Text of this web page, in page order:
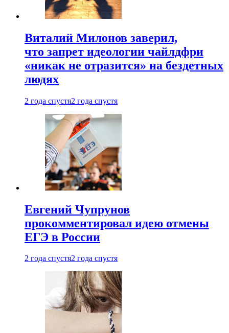
Виталий Милонов заверил,
что запрет идеологии чайлдфри
«никак не отразится» на бездетных
людях
2 года спустя2 года спустя
Евгений Чупрунов
прокомментировал идею отмены
ЕГЭ в России
2 года спустя2 года спустя